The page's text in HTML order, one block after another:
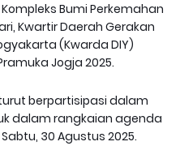
Bumi Perkemahan
Kwartir Daerah Gerakan
(Kwarda DIY)
Jogja 2025.
berpartisipasi dalam
dalam rangkaian agenda
30 Agustus 2025.